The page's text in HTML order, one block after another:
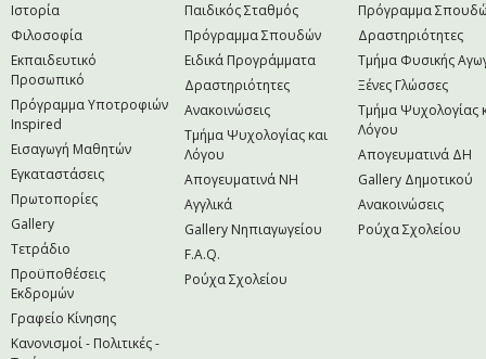
Ιστορία
Φιλοσοφία
Εκπαιδευτικό
Προσωπικό
Πρόγραμμα Υποτροφιών
Inspired
Εισαγωγή Μαθητών
Εγκαταστάσεις
Πρωτοπορίες
Gallery
Τετράδιο
Προϋποθέσεις
Εκδρομών
Γραφείο Κίνησης
Κανονισμοί - Πολιτικές -
Παιδικός Σταθμός
Πρόγραμμα Σπουδών
Ειδικά Προγράμματα
Δραστηριότητες
Ανακοινώσεις
Τμήμα Ψυχολογίας και
Λόγου
Απογευματινά NH
Αγγλικά
Gallery Νηπιαγωγείου
F.A.Q.
Ρούχα Σχολείου
Πρόγραμμα
Δραστηριότητες
Τμήμα Φυσικής
Ξένες Γλώσσες
Τμήμα Ψυχολογίας
Λόγου
Απογευματινά ΔΗ
Gallery Δημοτικού
Ανακοινώσεις
Ρούχα Σχολείου